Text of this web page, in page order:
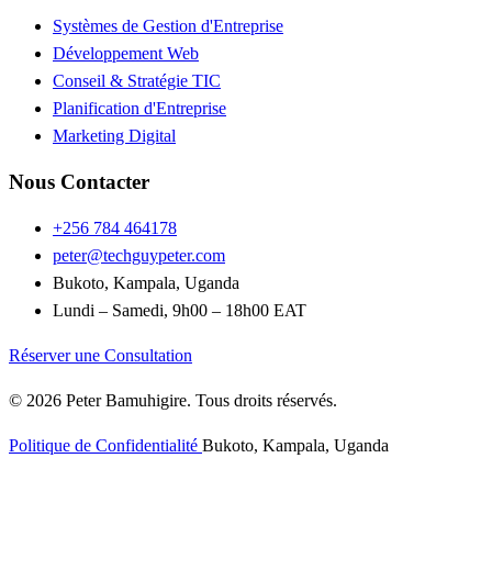
Systèmes de Gestion d'Entreprise
Développement Web
Conseil & Stratégie TIC
Planification d'Entreprise
Marketing Digital
Nous Contacter
+256 784 464178
peter@techguypeter.com
Bukoto, Kampala, Uganda
Lundi – Samedi, 9h00 – 18h00 EAT
Réserver une Consultation
© 2026 Peter Bamuhigire. Tous droits réservés.
Politique de Confidentialité Bukoto, Kampala, Uganda